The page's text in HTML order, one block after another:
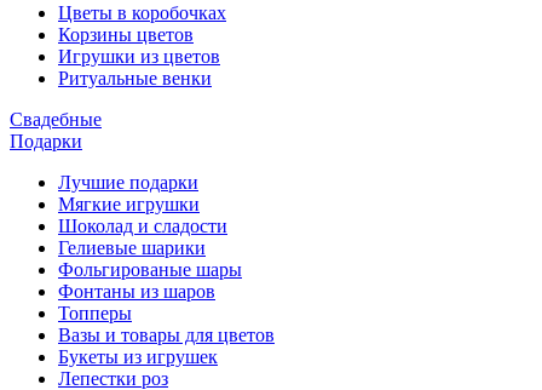
Цветы в коробочках
Корзины цветов
Игрушки из цветов
Ритуальные венки
Свадебные
Подарки
Лучшие подарки
Мягкие игрушки
Шоколад и сладости
Гелиевые шарики
Фольгированые шары
Фонтаны из шаров
Топперы
Вазы и товары для цветов
Букеты из игрушек
Лепестки роз